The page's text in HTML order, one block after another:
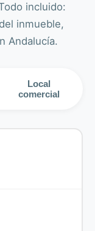
incluido:
inmueble,
Andalucía.
Local
comercial